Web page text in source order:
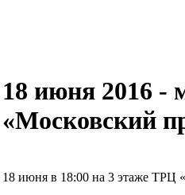
18 июня 2016 -
«Московский
18 июня в 18:00 на 3 этаже ТРЦ